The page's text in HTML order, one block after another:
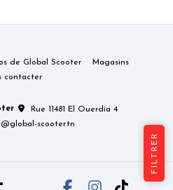
de Global Scooter
Magasins
contacter
Rue 11481 El Ouerdia 4
scooter.tn
FILTRER